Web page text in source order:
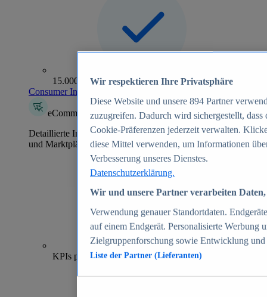
15.000+ Marken
Consumer Insights entdecken
eCommerce Insights
Detaillierte Informationen zu mehr als 39.000 Online-Shops
und Marktplätzen
70+
KPIs pro Shop
Wir respektieren Ihre Privatsphäre
Diese Website und unsere 894 Partner
zuzugreifen. Dadurch wird sichergestellt,
Cookie-Präferenzen jederzeit verwalten.
diese Mittel verwenden, um Informationen
Verbesserung unseres Dienstes.
Datenschutzerklärung.
Wir und unsere Partner verarbeiten
Verwendung genauer Standortdaten.
auf einem Endgerät. Personalisierte Werbung
Zielgruppenforschung sowie Entwicklung
Liste der Partner (Lieferanten)